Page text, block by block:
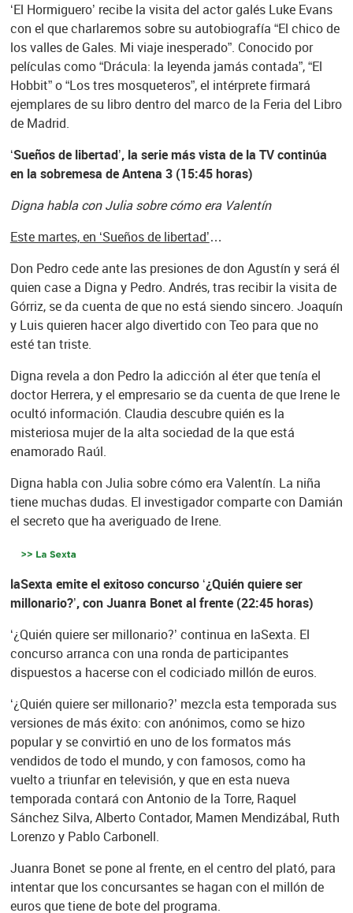
‘El Hormiguero’ recibe la visita del actor galés Luke Evans
con el que charlaremos sobre su autobiografía “El chico de
los valles de Gales. Mi viaje inesperado”. Conocido por
películas como “Drácula: la leyenda jamás contada”, “El
Hobbit” o “Los tres mosqueteros”, el intérprete firmará
ejemplares de su libro dentro del marco de la Feria del Libro
de Madrid.
‘Sueños de libertad’, la serie más vista de la TV continúa
en la sobremesa de Antena 3 (15:45 horas)
Digna habla con Julia sobre cómo era Valentín
Este martes, en ‘Sueños de libertad’…
Don Pedro cede ante las presiones de don Agustín y será él
quien case a Digna y Pedro. Andrés, tras recibir la visita de
Górriz, se da cuenta de que no está siendo sincero. Joaquín
y Luis quieren hacer algo divertido con Teo para que no
esté tan triste.
Digna revela a don Pedro la adicción al éter que tenía el
doctor Herrera, y el empresario se da cuenta de que Irene le
ocultó información. Claudia descubre quién es la
misteriosa mujer de la alta sociedad de la que está
enamorado Raúl.
Digna habla con Julia sobre cómo era Valentín. La niña
tiene muchas dudas. El investigador comparte con Damián
el secreto que ha averiguado de Irene.
laSexta emite el exitoso concurso ‘¿Quién quiere ser
millonario?’, con Juanra Bonet al frente (22:45 horas)
‘¿Quién quiere ser millonario?’ continua en laSexta. El
concurso arranca con una ronda de participantes
dispuestos a hacerse con el codiciado millón de euros.
‘¿Quién quiere ser millonario?’ mezcla esta temporada sus
versiones de más éxito: con anónimos, como se hizo
popular y se convirtió en uno de los formatos más
vendidos de todo el mundo, y con famosos, como ha
vuelto a triunfar en televisión, y que en esta nueva
temporada contará con Antonio de la Torre, Raquel
Sánchez Silva, Alberto Contador, Mamen Mendizábal, Ruth
Lorenzo y Pablo Carbonell.
Juanra Bonet se pone al frente, en el centro del plató, para
intentar que los concursantes se hagan con el millón de
euros que tiene de bote del programa.